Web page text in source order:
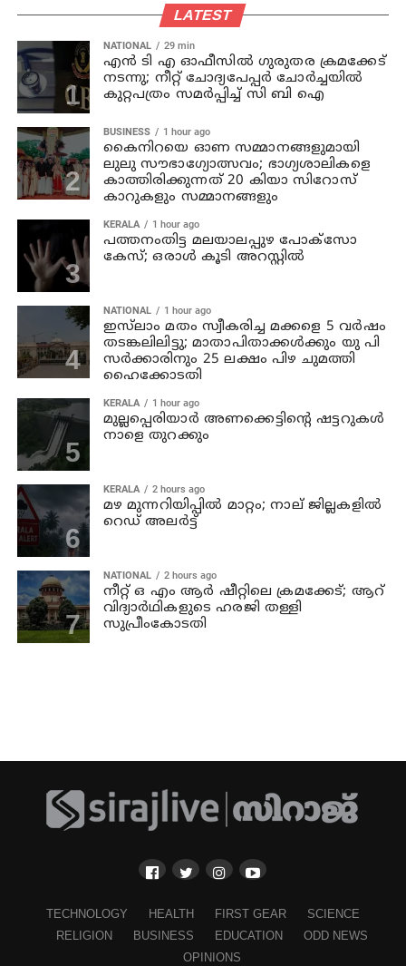
LATEST
NATIONAL 29 min
എന്‍ ടി എ ഓഫീസില്‍ ഗുരുതര ക്രമക്കേട്
നടന്നു; നീറ്റ് ചോദ്യപേപ്പര്‍ ചോര്‍ച്ചയില്‍
കുറ്റപത്രം സമര്‍പ്പിച്ച് സി ബി ഐ
BUSINESS 1 hour ago
കൈനിറയെ ഓണ സമ്മാനങ്ങളുമായി
ലുലു സൗഭാ​ഗ്യോത്സവം; ഭാ​ഗ്യശാലികളെ
കാത്തിരിക്കുന്നത് 20 കിയാ സിറോസ്
കാറുകളും സമ്മാനങ്ങളും
KERALA 1 hour ago
പത്തനംതിട്ട മലയാലപ്പുഴ പോക്സോ
കേസ്; ഒരാള്‍ കൂടി അറസ്റ്റില്‍
NATIONAL 1 hour ago
ഇസ്‍ലാം മതം സ്വീകരിച്ച മക്കളെ 5 വർഷം
തടങ്കലിലിട്ടു; മാതാപിതാക്കൾക്കും യു പി
സർക്കാരിനും 25 ലക്ഷം പിഴ ചുമത്തി
ഹൈക്കോടതി
KERALA 1 hour ago
മുല്ലപ്പെരിയാര്‍ അണക്കെട്ടിന്റെ ഷട്ടറുകള്‍
നാളെ തുറക്കും
KERALA 2 hours ago
മഴ മുന്നറിയിപ്പില്‍ മാറ്റം; നാല് ജില്ലകളില്‍
റെഡ് അലര്‍ട്ട്
NATIONAL 2 hours ago
നീറ്റ് ഒ എം ആര്‍ ഷീറ്റിലെ ക്രമക്കേട്; ആറ്
വിദ്യാര്‍ഥികളുടെ ഹരജി തള്ളി
സുപ്രീംകോടതി
TECHNOLOGY HEALTH FIRST GEAR
SCIENCE
RELIGION
BUSINESS EDUCATION
ODD NEWS
OPINIONS